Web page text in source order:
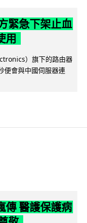
緊急下架止血
用
）旗下的路由器
便會與中國伺服器連
傳 醫護保護病